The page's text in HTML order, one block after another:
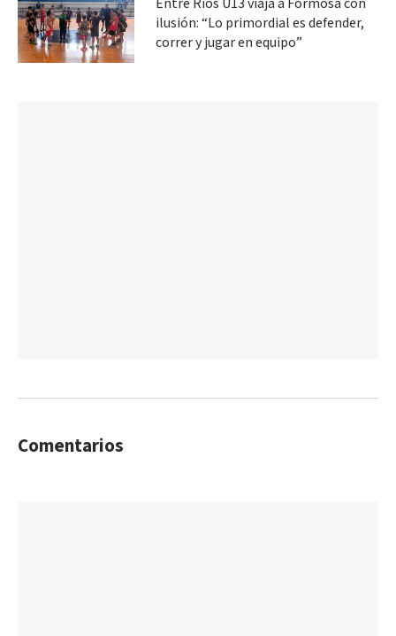
Entre Ríos U13 viaja a Formosa con
ilusión: “Lo primordial es defender,
correr y jugar en equipo”
Comentarios